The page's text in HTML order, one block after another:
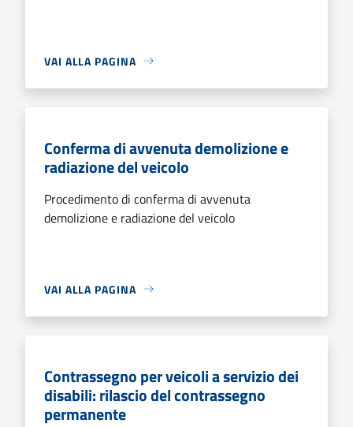
VAI ALLA PAGINA
Conferma di avvenuta demolizione e
radiazione del veicolo
Procedimento di conferma di avvenuta
demolizione e radiazione del veicolo
VAI ALLA PAGINA
Contrassegno per veicoli a servizio dei
disabili: rilascio del contrassegno
permanente